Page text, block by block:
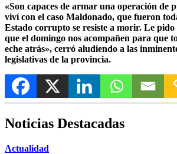
«Son capaces de armar una operación de
viví con el caso Maldonado, que fueron
Estado corrupto se resiste a morir. Le pido
que el domingo nos acompañen para que
eche atrás», cerró aludiendo a las
legislativas de la provincia.
Noticias Destacadas
Actualidad